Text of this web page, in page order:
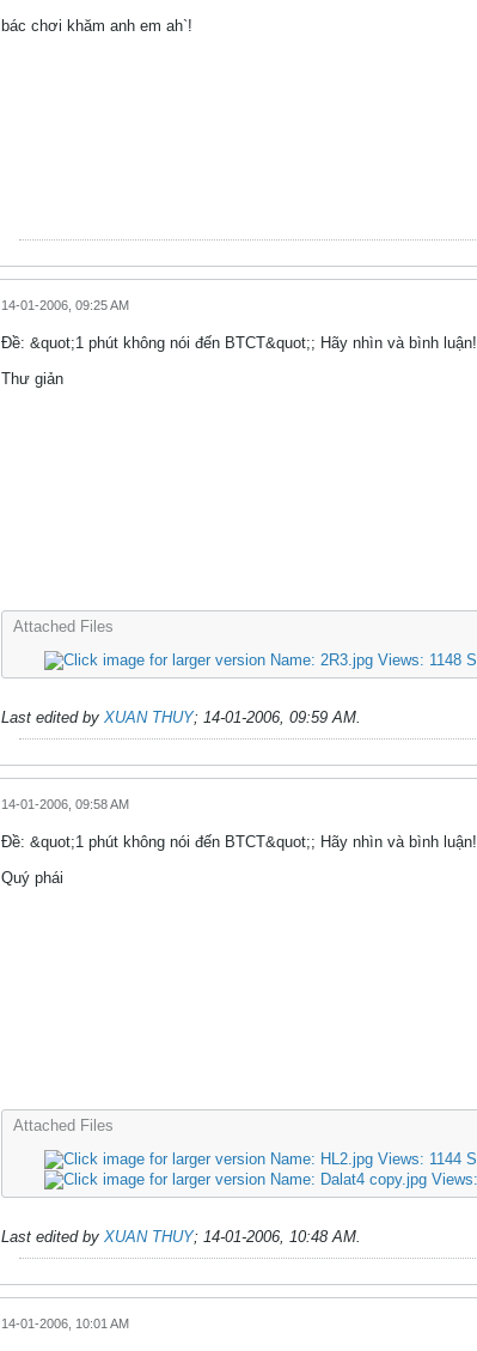
bác chơi khăm anh em ah`!
14-01-2006, 09:25 AM
Ðề: &quot;1 phút không nói đến BTCT&quot;; Hãy nhìn và bình luận!
Thư giản
Attached Files
Last edited by XUAN THUY; 14-01-2006, 09:59 AM.
14-01-2006, 09:58 AM
Ðề: &quot;1 phút không nói đến BTCT&quot;; Hãy nhìn và bình luận!
Quý phái
Attached Files
Last edited by XUAN THUY; 14-01-2006, 10:48 AM.
14-01-2006, 10:01 AM